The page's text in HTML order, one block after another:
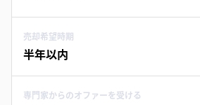
売却希望時期
半年以内
専門家からのオファーを受ける